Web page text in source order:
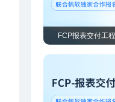
FCP报表交付工